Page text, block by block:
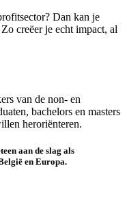
Dan kan je
creëer je echt impact, al
van de non- en
bachelors en masters
heroriënteren.
aan de slag als
en Europa.